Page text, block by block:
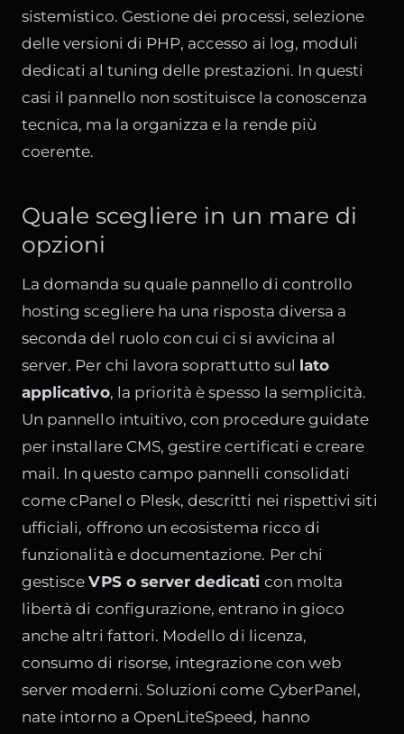
sistemistico. Gestione dei processi, selezione
delle versioni di PHP, accesso ai log, moduli
dedicati al tuning delle prestazioni. In questi
casi il pannello non sostituisce la conoscenza
tecnica, ma la organizza e la rende più
coerente.
Quale scegliere in un mare di
opzioni
La domanda su quale pannello di controllo
hosting scegliere ha una risposta diversa a
seconda del ruolo con cui ci si avvicina al
server. Per chi lavora soprattutto sul lato
applicativo, la priorità è spesso la semplicità.
Un pannello intuitivo, con procedure guidate
per installare CMS, gestire certificati e creare
mail. In questo campo pannelli consolidati
come cPanel o Plesk, descritti nei rispettivi siti
ufficiali, offrono un ecosistema ricco di
funzionalità e documentazione. Per chi
gestisceVPS o server dedicati con molta
libertà di configurazione, entrano in gioco
anche altri fattori. Modello di licenza,
consumo di risorse, integrazione con web
server moderni. Soluzioni come CyberPanel,
nate intorno a OpenLiteSpeed, hanno